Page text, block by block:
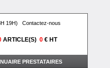
19H) Contactez-nous
ARTICLE(S) 0 € HT
PRESTATAIRES